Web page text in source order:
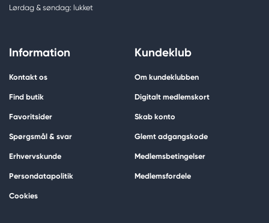
Lørdag & søndag: lukket
Information
Kontakt os
Find butik
Favoritsider
Spørgsmål & svar
Erhvervskunde
Persondatapolitik
Cookies
Kundeklub
Om kundeklubben
Digitalt medlemskort
Skab konto
Glemt adgangskode
Medlemsbetingelser
Medlemsfordele